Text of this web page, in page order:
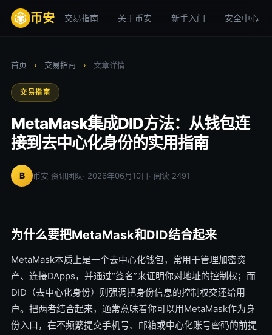
币安 交易指南 关于币安 新手入门 安全中心
首页 › 交易指南 › 文章详情
交易指南
MetaMask集成DID方法：从钱包连
接到去中心化身份的实用指南
B 币安 资讯团队· 2026年06月10日· 阅读 2491
为什么要把MetaMask和DID结合起来
MetaMask本质上是一个去中心化钱包，常用于管理加密资
产、连接DApps，并通过“签名”来证明你对地址的控制权；而
DID（去中心化身份）则强调把身份信息的控制权交还给用
户。把两者结合起来，通常意味着你可以用MetaMask作为身
份入口，在不频繁提交手机号、邮箱或中心化账号密码的前提